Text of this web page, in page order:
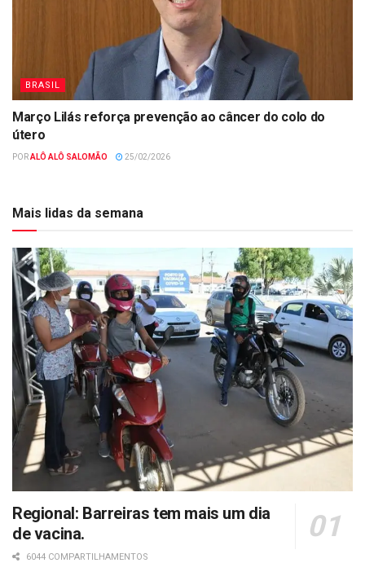
BRASIL
Março Lilás reforça prevenção ao câncer do colo do
útero
PORALÔ ALÔ SALOMÃO 25/02/2026
Mais lidas da semana
Regional: Barreiras tem mais um dia
de vacina.
6044 COMPARTILHAMENTOS